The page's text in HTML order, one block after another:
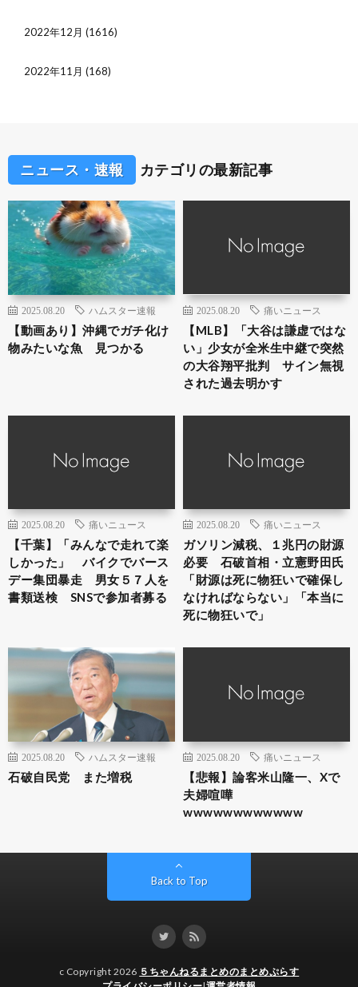
2022年12月 (1616)
2022年11月 (168)
ニュース・速報 カテゴリの最新記事
2025.08.20 ハムスター速報
【動画あり】沖縄でガチ化け
物みたいな魚 見つかる
2025.08.20 痛いニュース
【MLB】「大谷は謙虚ではな
い」少女が全米生中継で突然
の大谷翔平批判 サイン無視
された過去明かす
2025.08.20 痛いニュース
【千葉】「みんなで走れて楽
しかった」 バイクでバース
デー集団暴走 男女５７人を
書類送検 SNSで参加者募る
2025.08.20 痛いニュース
ガソリン減税、１兆円の財源
必要 石破首相・立憲野田氏
「財源は死に物狂いで確保し
なければならない」「本当に
死に物狂いで」
2025.08.20 ハムスター速報
石破自民党 また増税
2025.08.20 痛いニュース
【悲報】論客米山隆一、Xで
夫婦喧嘩
wwwwwwwwwwww
Back to Top
c Copyright 2026 ５ちゃんねるまとめのまとめぷらす